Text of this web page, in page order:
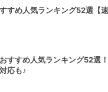
すめ人気ランキング52選【
すすめ人気ランキング52選
応も♪